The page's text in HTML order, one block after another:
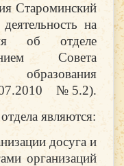
Староминский
на
об отделе
Совета
№ 5.2).
являются:
досуга и
организаций